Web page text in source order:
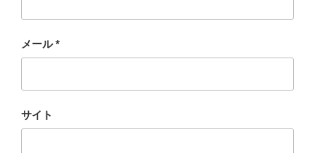
メール*
サイト